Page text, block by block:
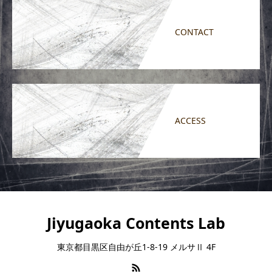
CONTACT
ACCESS
Jiyugaoka Contents Lab
東京都目黒区自由が丘1-8-19 メルサⅡ 4F